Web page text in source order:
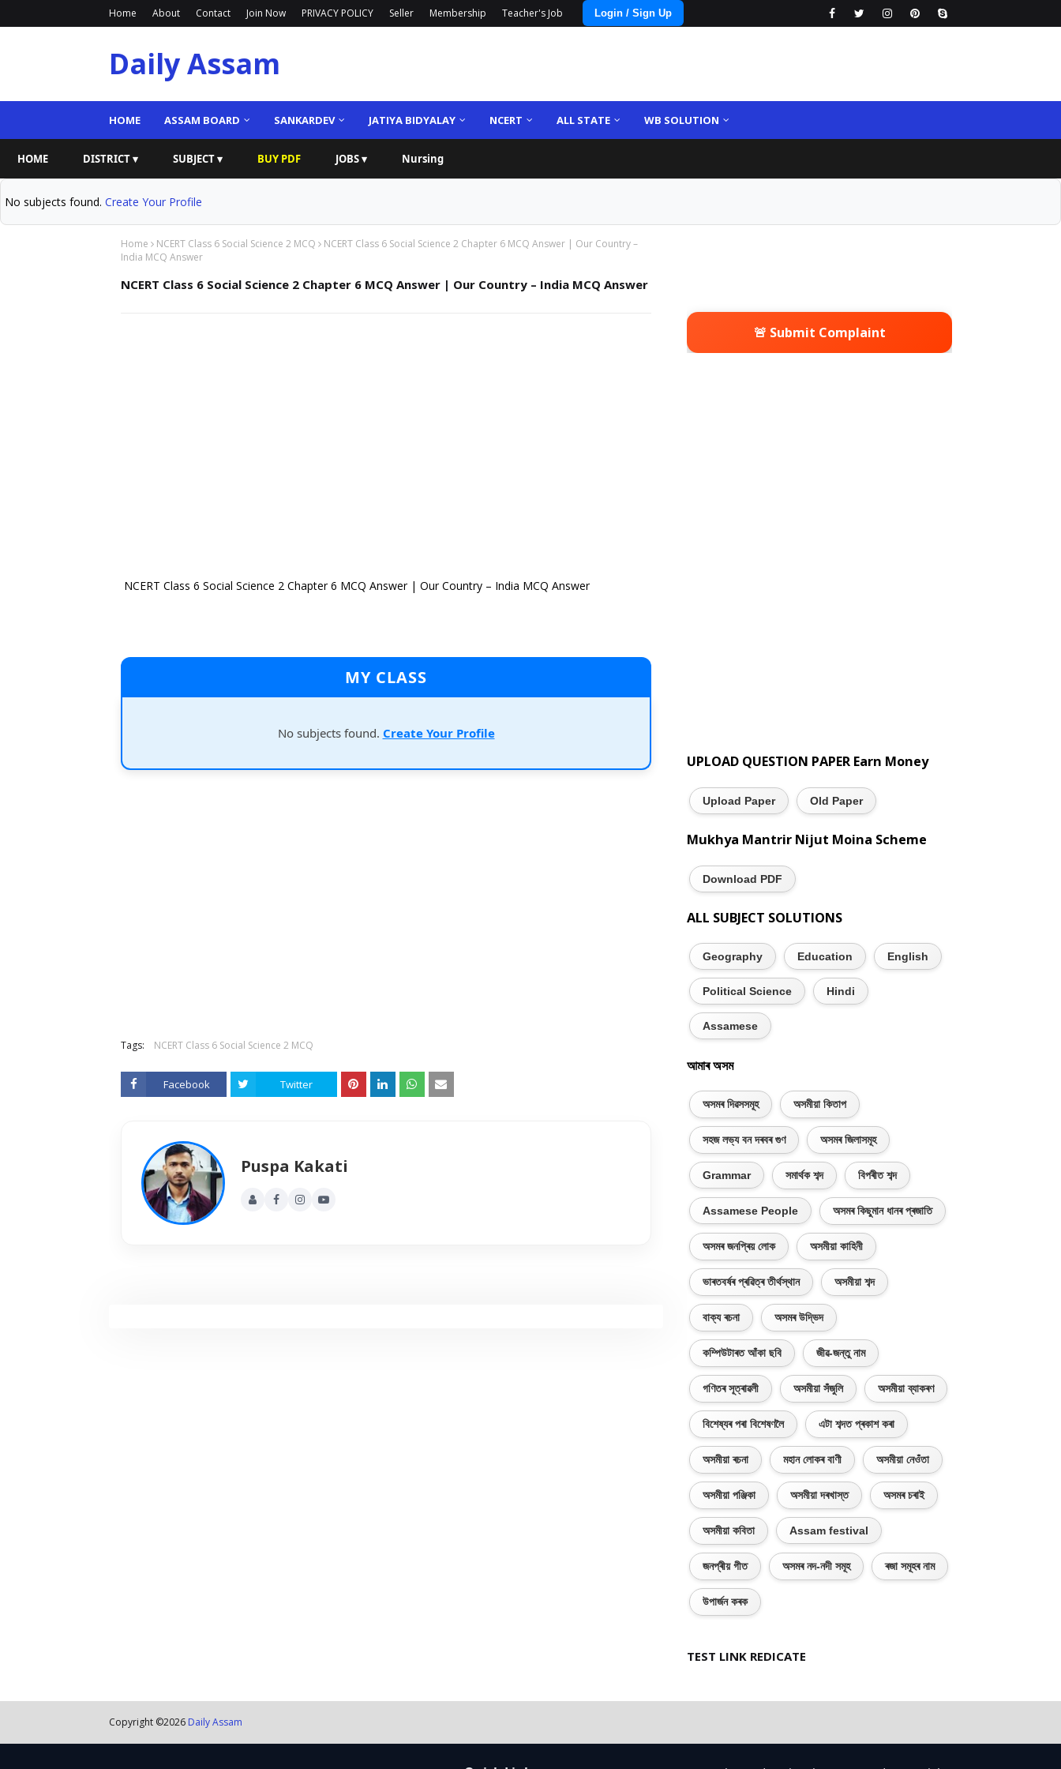
Home About Contact Join Now PRIVACY POLICY Seller Membership Teacher's Job Login / Sign Up
Daily Assam
HOME ASSAM BOARD SANKARDEV JATIYA BIDYALAY NCERT ALL STATE WB SOLUTION
HOME DISTRICT ▾ SUBJECT ▾ BUY PDF JOBS ▾ Nursing
No subjects found. Create Your Profile
Home NCERT Class 6 Social Science 2 MCQ
NCERT Class 6 Social Science 2 Chapter 6 MCQ Answer | Our Country –
India MCQ Answer
NCERT Class 6 Social Science 2 Chapter 6 MCQ Answer | Our Country – India MCQ Answer
NCERT Class 6 Social Science 2 Chapter 6 MCQ Answer | Our Country – India MCQ Answer
MY CLASS
No subjects found. Create Your Profile
Tags: NCERT Class 6 Social Science 2 MCQ
Facebook Twitter
Puspa Kakati
🚨 Submit Complaint
UPLOAD QUESTION PAPER Earn Money
Upload Paper Old Paper
Mukhya Mantrir Nijut Moina Scheme
Download PDF
ALL SUBJECT SOLUTIONS
Geography Education English
Political Science Hindi
Assamese
আমাৰ অসম
অসমৰ দিৱসসমূহ অসমীয়া কিতাপ
সহজ লভ্য বন দৰবৰ গুণ অসমৰ জিলাসমূহ
Grammar সমাৰ্থক শব্দ বিপৰীত শব্দ
Assamese People অসমৰ কিছুমান ধানৰ প্ৰজাতি
অসমৰ জনপ্ৰিয় লোক অসমীয়া কাহিনী
ভাৰতবৰ্ষৰ প্ৰৱিত্ৰ তীৰ্থস্থান অসমীয়া শব্দ
বাক্য ৰচনা অসমৰ উদ্ভিদ
কম্পিউটাৰত আঁকা ছবি জীৱ-জন্তু নাম
গণিতৰ সূত্ৰাৱলী অসমীয়া সঁজুলি অসমীয়া ব্যাকৰণ
বিশেষ্যৰ পৰা বিশেষণলৈ এটা শব্দত প্ৰকাশ কৰা
অসমীয়া ৰচনা মহান লোকৰ বাণী অসমীয়া নেওঁতা
অসমীয়া পঞ্জিকা অসমীয়া দৰখাস্ত অসমৰ চৰাই
অসমীয়া কবিতা Assam festival
জনপ্ৰীয় গীত অসমৰ নদ-নদী সমূহ ৰজা সমূহৰ নাম
উপাৰ্জন কৰক
TEST LINK REDICATE
Copyright ©2026 Daily Assam